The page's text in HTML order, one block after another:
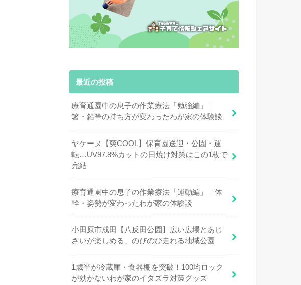
最近の投稿
療育通園中の息子の作業療法「勉強編」｜
箸・鉛筆の持ち方が変わったわが家の体験談
ヤケーヌ【爽COOL】保育園送迎・公園・運
転…UV97.8%カットの日焼け対策はこの1枚で
完結
療育通園中の息子の作業療法「運動編」｜体
幹・姿勢が変わったわが家の体験談
小田原市成田【八反田公園】広い広場とあじ
さいが楽しめる、のびのび走れる地域公園
1歳半が冷蔵庫・食器棚を突破！100均ロック
が効かないわが家のイタズラ対策グッズ